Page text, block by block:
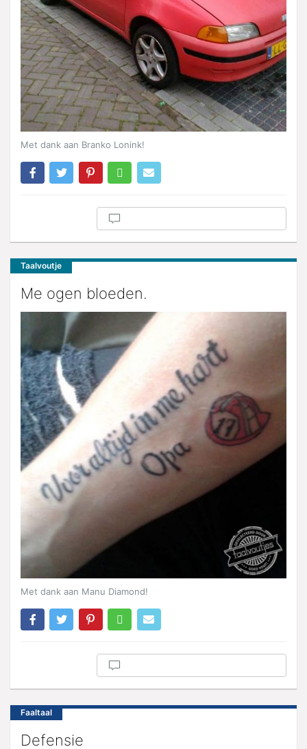
Met dank aan Branko Lonink!
Taalvoutje
Me ogen bloeden.
Met dank aan Manu Diamond!
Faaltaal
Defensie